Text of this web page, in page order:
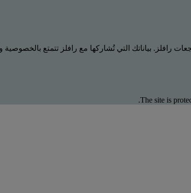
رافلز. بياناتك التي تُشاركها مع رافلز تتمتع
The site is